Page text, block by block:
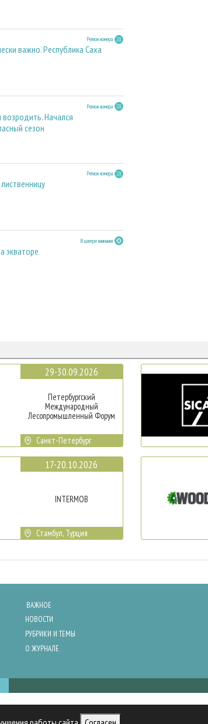
Регион номера
важно. Республика Саха
Регион номера
возродить. Начался
сезон
Регион номера
В центре внимания
экваторе
29-30.09.2026
Петербургский
Международный
Лесопромышленный Форум
Санкт-Петербург
17-20.10.2026
INTERMOB
Стамбул, Турция
ВАЖНОЕ
НОВОСТИ
РУБРИКИ И ТЕМЫ
О ЖУРНАЛЕ
контента. Cookies помогают нам запомнить